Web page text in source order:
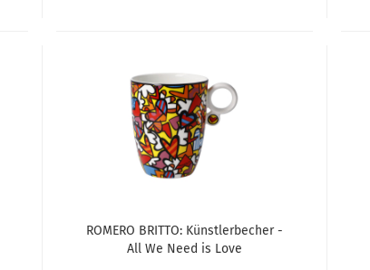
ROMERO BRITTO: Künstlerbecher -
All We Need is Love